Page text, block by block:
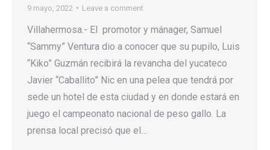
9 mayo, 2022
Leave a comment
Villahermosa.- El promotor y mánager, Samuel
“Sammy” Ventura dio a conocer que su pupilo, Luis
“Kiko” Guzmán recibirá la revancha del yucateco
Javier “Caballito” Nic en una pelea que tendrá por
sede un hotel de esta ciudad y en donde estará en
juego el campeonato nacional de peso gallo. La
prensa local precisó que el…